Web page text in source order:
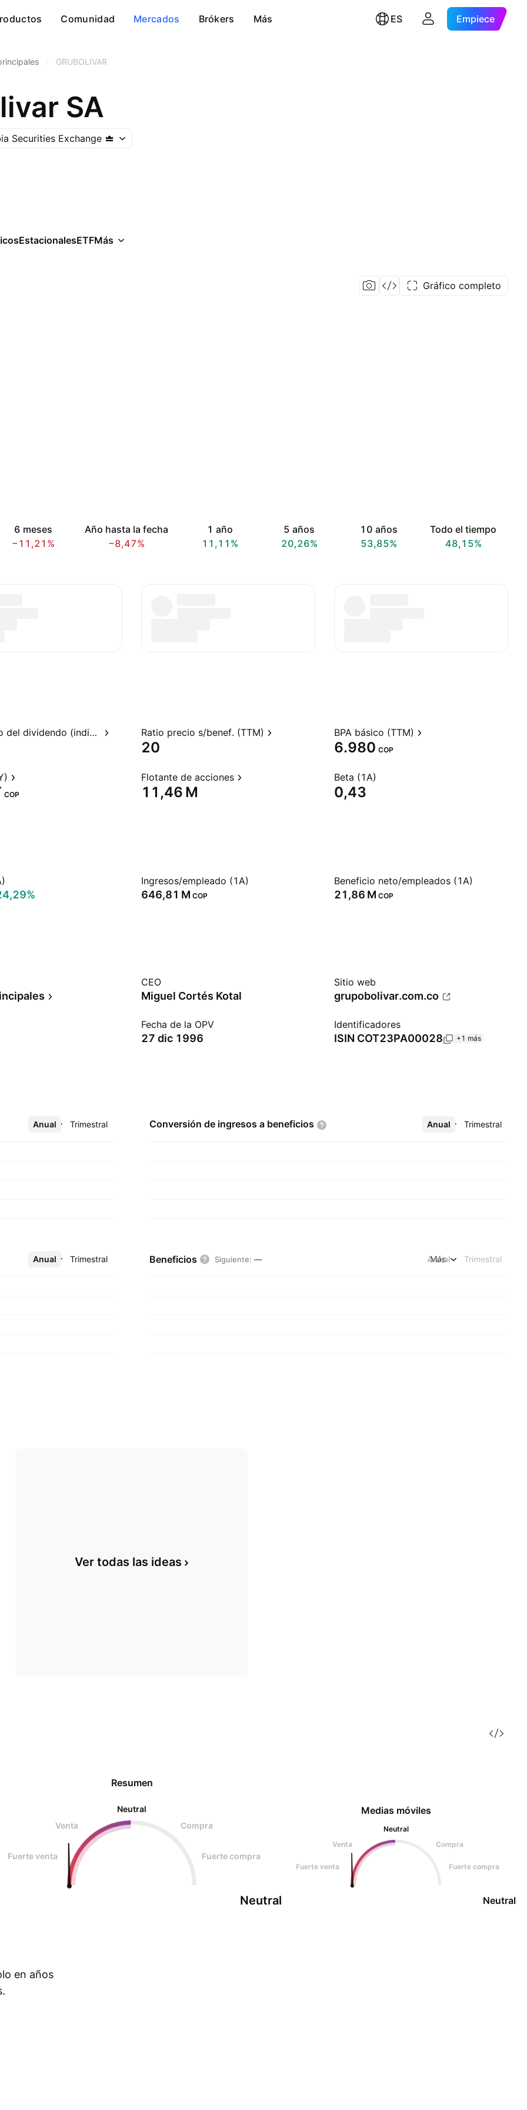
Comunidad Mercados Brókers Más ES Empiece
GRUBOLIVAR
SA
Securities Exchange
EstacionalesETFMás
Gráfico completo
6 meses
−11,21%
Año hasta la fecha
−8,47%
1 año
11,11%
5 años
20,26%
10 años
53,85%
Todo el tiempo
48,15%
Rendimiento del dividendo (indicado) Ratio precio s/benef. (TTM)
20
BPA básico (TTM)
6.980 COP
COP
Flotante de acciones
‪11,46 M‬
Beta (1A)
0,43
Ingresos/empleado (1A)
‪646,81 M‬ COP
Beneficio neto/empleados (1A)
‪21,86 M‬ COP
CEO
Miguel Cortés Kotal
Sitio web
grupobolivar.com.co
Fecha de la OPV
27 dic 1996
Identificadores
ISIN COT23PA00028 +1 más
Anual Trimestral
Más Conversión de ingresos a beneficios Anual Trimestral
Más
Anual Trimestral
Más Beneficios Siguiente: — Anual Trimestral
Más
Ver todas las ideas
Resumen
Neutral
Venta
Compra
Fuerte venta Fuerte compra
Neutral
Medias móviles
Neutral
Venta
Compra
Fuerte venta Fuerte compra
Neutral
en años